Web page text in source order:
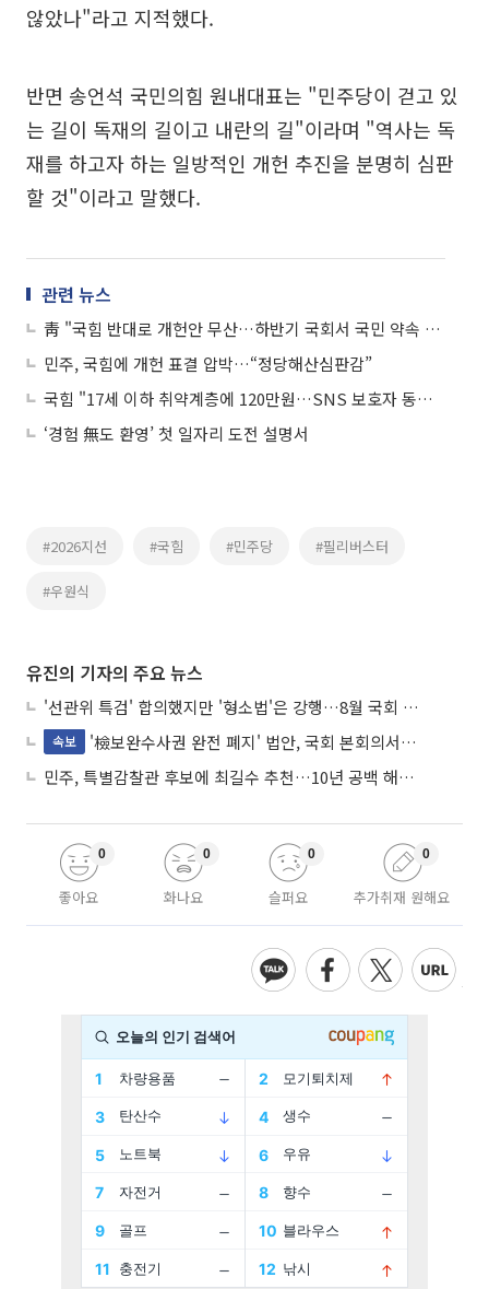
않았나"라고 지적했다.
반면 송언석 국민의힘 원내대표는 "민주당이 걷고 있
는 길이 독재의 길이고 내란의 길"이라며 "역사는 독
재를 하고자 하는 일방적인 개헌 추진을 분명히 심판
할 것"이라고 말했다.
관련 뉴스
靑 "국힘 반대로 개헌안 무산…하반기 국회서 국민 약속 지켜야"
민주, 국힘에 개헌 표결 압박…“정당해산심판감”
국힘 "17세 이하 취약계층에 120만원…SNS 보호자 동의 의무화 추진"
‘경험 無도 환영’ 첫 일자리 도전 설명서
#2026지선 #국힘 #민주당 #필리버스터
#우원식
유진의 기자의 주요 뉴스
'선관위 특검' 합의했지만 '형소법'은 강행…8월 국회 '입법 2차전' 예고
속보
'檢보완수사권 완전 폐지' 법안, 국회 본회의서 민주당 주도 통과
민주, 특별감찰관 후보에 최길수 추천…10년 공백 해소 속도
좋아요
0
화나요
0
슬퍼요
0
추가취재 원해요
0